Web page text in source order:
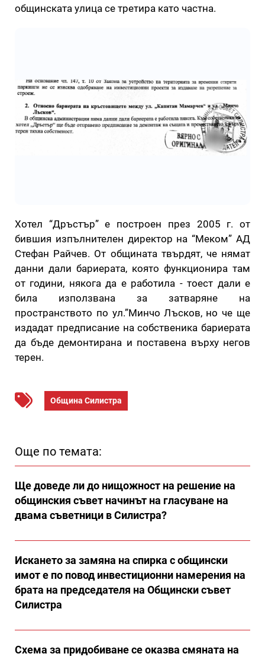
общинската улица се третира като частна.
Хотел “Дръстър” е построен през 2005 г. от
бившия изпълнителен директор на “Меком” АД
Стефан Райчев. От общината твърдят, че нямат
данни дали бариерата, която функционира там
от години, някога да е работила - тоест дали е
била използвана за затваряне на
пространството по ул.”Минчо Лъсков, но че ще
издадат предписание на собственика бариерата
да бъде демонтирана и поставена върху негов
терен.
Община Силистра
Още по темата:
Ще доведе ли до нищожност на решение на
общинския съвет начинът на гласуване на
двама съветници в Силистра?
Искането за замяна на спирка с общински
имот е по повод инвестиционни намерения на
брата на председателя на Общински съвет
Силистра
Схема за придобиване се оказва смяната на